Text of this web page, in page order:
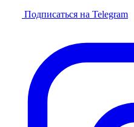
Подписаться на Telegram